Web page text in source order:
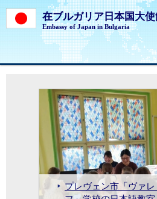
在ブルガリア日本国大
Embassy of Japan in Bulgaria
プレヴェン市「ヴァ
日本政府、ASEF、
ルガリア保健セクタ
鷲見大使のトラキア
鷲見大使によるパザルジック市訪問
鷲見大使とクリメント・オフリド